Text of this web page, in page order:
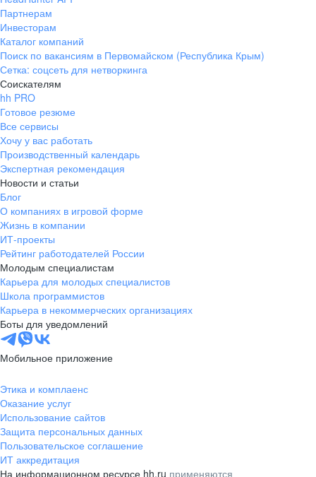
Партнерам
Инвесторам
Каталог компаний
Поиск по вакансиям в Первомайском (Республика Крым)
Сетка: соцсеть для нетворкинга
Соискателям
hh PRO
Готовое резюме
Все сервисы
Хочу у вас работать
Производственный календарь
Экспертная рекомендация
Новости и статьи
Блог
О компаниях в игровой форме
Жизнь в компании
ИТ-проекты
Рейтинг работодателей России
Молодым специалистам
Карьера для молодых специалистов
Школа программистов
Карьера в некоммерческих организациях
Боты для уведомлений
Мобильное приложение
Этика и комплаенс
Оказание услуг
Использование сайтов
Защита персональных данных
Пользовательское соглашение
ИТ аккредитация
На информационном ресурсе hh.ru применяются